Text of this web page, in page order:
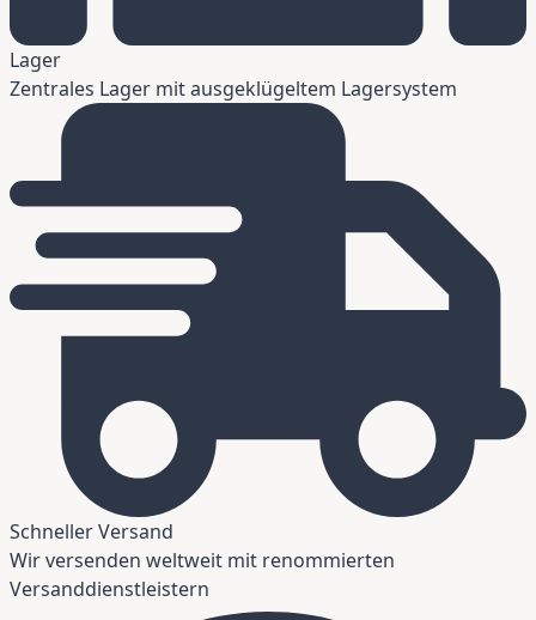
Lager
Zentrales Lager mit ausgeklügeltem Lagersystem
Schneller Versand
Wir versenden weltweit mit renommierten
Versanddienstleistern